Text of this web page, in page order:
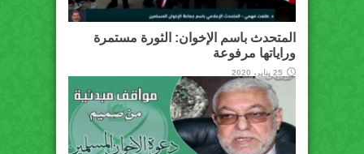
المتحدث باسم الإخوان: الثورة مستمرة
وراياتها مرفوعة
25 يناير، 2020